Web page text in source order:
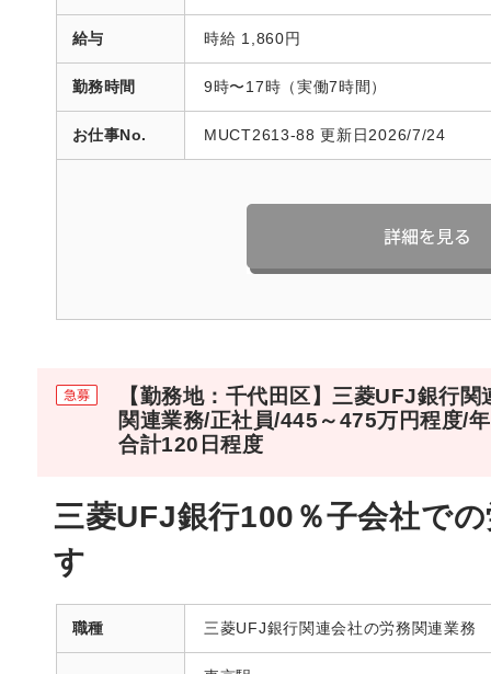
給与 時給 1,860円
勤務時間 9時〜17時（実働7時間）
お仕事No. MUCT2613-88 更新日2026/7/24
【勤務地：千代田区】三菱UFJ銀行関
関連業務/正社員/445～475万円程度/
合計120日程度
三菱UFJ銀行100％子会社で
す
職種 三菱UFJ銀行関連会社の労務関連業務